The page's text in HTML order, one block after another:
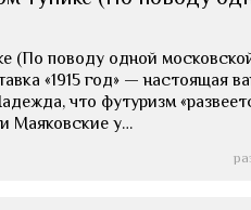
(По поводу одной
«1915 год» — настоящая
что футуризм
Маяковские у…